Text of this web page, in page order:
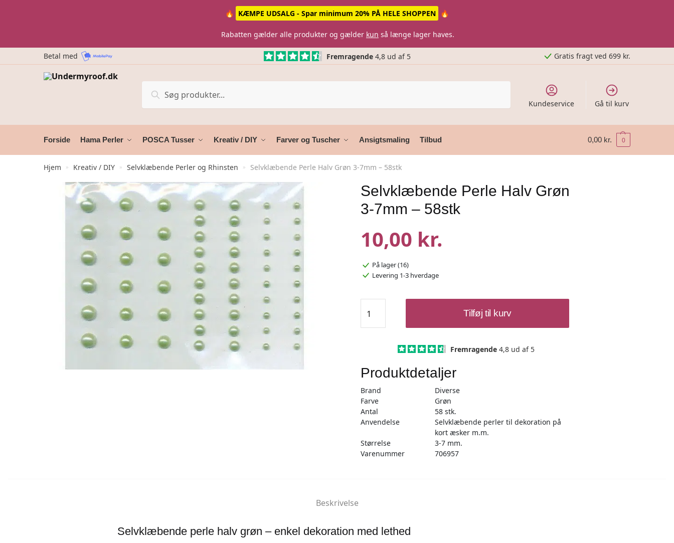
🔥 KÆMPE UDSALG - Spar minimum 20% PÅ HELE SHOPPEN 🔥
Rabatten gælder alle produkter og gælder kun så længe lager haves.
Betal med Fremragende4,8 ud af 5 Gratis fragt ved 699 kr.
efter:
Søg
Kundeservice Gå til kurv
Forside Hama Perler POSCA Tusser Kreativ / DIY Farver og Tuscher Ansigtsmaling Tilbud 0,00 kr. 0
Hjem » Kreativ / DIY » Selvklæbende Perler og Rhinsten » Selvklæbende Perle Halv Grøn 3-7mm – 58stk
Selvklæbende Perle Halv Grøn
3-7mm – 58stk
10,00 kr.
På lager (16)
Levering 1-3 hverdage
Perle
Halv
-
58stk
antal
Tilføj til kurv
Fremragende4,8 ud af 5
Produktdetaljer
Brand
Diverse
Farve
Grøn
Antal
58 stk.
Anvendelse
Selvklæbende perler til dekoration på
kort æsker m.m.
Størrelse
3-7 mm.
Varenummer
706957
Beskrivelse
Selvklæbende perle halv grøn – enkel dekoration med lethed